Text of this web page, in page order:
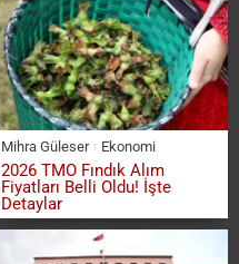
Mihra Güleser Ekonomi
2026 TMO Fındık Alım
Fiyatları Belli Oldu! İşte
Detaylar